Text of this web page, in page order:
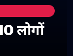
लोगों